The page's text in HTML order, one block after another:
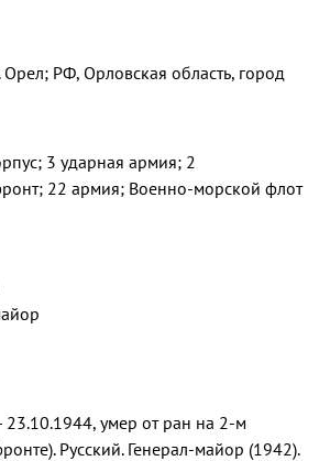
Орел; РФ, Орловская область, город
3 ударная армия; 2
22 армия; Военно-морской флот
23.10.1944, умер от ран на 2-м
Русский. Генерал-майор (1942).